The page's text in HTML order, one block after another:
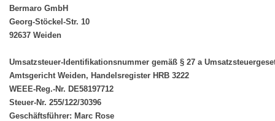
Bermaro GmbH
Georg-Stöckel-Str. 10
92637 Weiden
Umsatzsteuer-Identifikationsnummer gemäß § 27 a
Amtsgericht Weiden, Handelsregister HRB 3222
WEEE-Reg.-Nr. DE58197712
Steuer-Nr. 255/122/30396
Geschäftsführer: Marc Rose